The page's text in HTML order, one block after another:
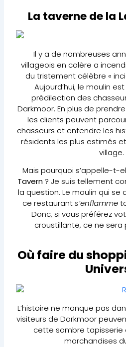
La taverne de la
Il y a de nombreuses
villageois en colère a
du tristement célèbre «
Aujourd’hui, le moulin
prédilection des
Darkmoor. En plus de
les clients peuvent
chasseurs et entendre les
résidents les plus estimés
village.
Mais pourquoi s’appelle-t-
Tavern? Je suis tellement
la question. Le moulin qui
ce restaurants’enflamme
Donc, si vous préférez
croustillante, ce ne sera
Où faire du
L’histoire ne manque pas
visiteurs de Darkmoor
cette sombre tapisserie
marchandises